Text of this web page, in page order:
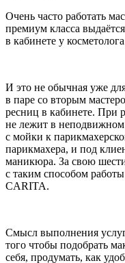
Очень часто работать
премиум класса
в кабинете у
И это не обычная уже
в паре со вторым
ресниц в кабинете. При
не лежит в
с мойки к
парикмахера, и под
маникюра. За свою шест
с таким способом
CARITA.
Смысл выполнения
того чтобы подобрать
себя, продумать, как